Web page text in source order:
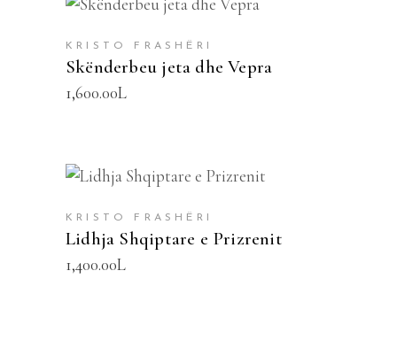
SHTOJE NË SHPORTË
KRISTO FRASHËRI
Skënderbeu jeta dhe Vepra
1,600.00L
SHTOJE NË SHPORTË
KRISTO FRASHËRI
Lidhja Shqiptare e Prizrenit
1,400.00L